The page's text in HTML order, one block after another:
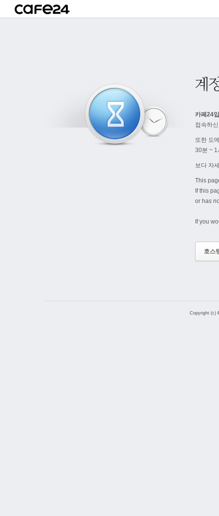
카페24
접속하
또한 도
30분 ~ 1
보다 자
This
If this
or has
If you
호스
Copyright (c)